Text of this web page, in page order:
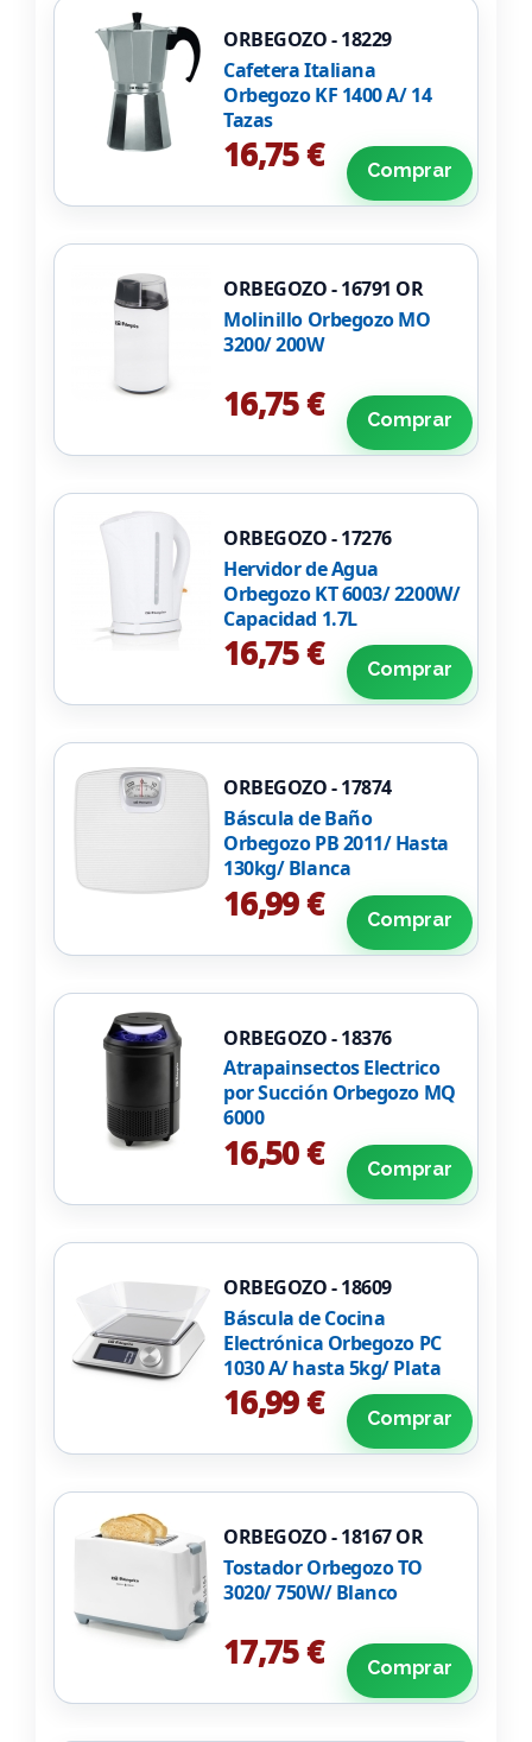
ORBEGOZO - 18229
Cafetera Italiana
Orbegozo KF 1400 A/ 14
Tazas
16,75 € Comprar
ORBEGOZO - 16791 OR
Molinillo Orbegozo MO
3200/ 200W
16,75 € Comprar
ORBEGOZO - 17276
Hervidor de Agua
Orbegozo KT 6003/ 2200W/
Capacidad 1.7L
16,75 € Comprar
ORBEGOZO - 17874
Báscula de Baño
Orbegozo PB 2011/ Hasta
130kg/ Blanca
16,99 € Comprar
ORBEGOZO - 18376
Atrapainsectos Electrico
por Succión Orbegozo MQ
6000
16,50 € Comprar
ORBEGOZO - 18609
Báscula de Cocina
Electrónica Orbegozo PC
1030 A/ hasta 5kg/ Plata
16,99 € Comprar
ORBEGOZO - 18167 OR
Tostador Orbegozo TO
3020/ 750W/ Blanco
17,75 € Comprar